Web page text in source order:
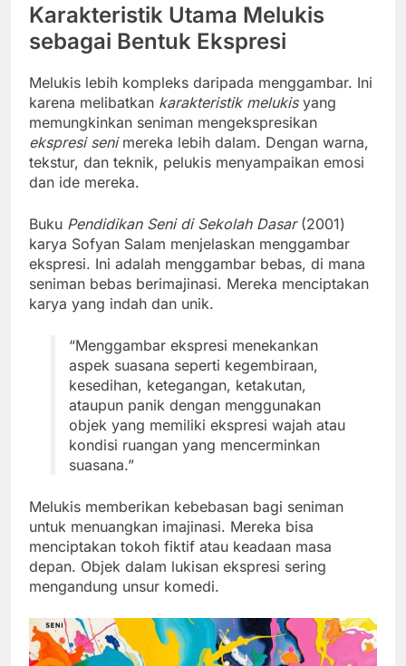
Karakteristik Utama Melukis
sebagai Bentuk Ekspresi
Melukis lebih kompleks daripada menggambar. Ini
karena melibatkan karakteristik melukisyang
memungkinkan seniman mengekspresikan
ekspresi senimereka lebih dalam. Dengan warna,
tekstur, dan teknik, pelukis menyampaikan emosi
dan ide mereka.
Buku Pendidikan Seni di Sekolah Dasar(2001)
karya Sofyan Salam menjelaskan menggambar
ekspresi. Ini adalah menggambar bebas, di mana
seniman bebas berimajinasi. Mereka menciptakan
karya yang indah dan unik.
“Menggambar ekspresi menekankan
aspek suasana seperti kegembiraan,
kesedihan, ketegangan, ketakutan,
ataupun panik dengan menggunakan
objek yang memiliki ekspresi wajah atau
kondisi ruangan yang mencerminkan
suasana.”
Melukis memberikan kebebasan bagi seniman
untuk menuangkan imajinasi. Mereka bisa
menciptakan tokoh fiktif atau keadaan masa
depan. Objek dalam lukisan ekspresi sering
mengandung unsur komedi.